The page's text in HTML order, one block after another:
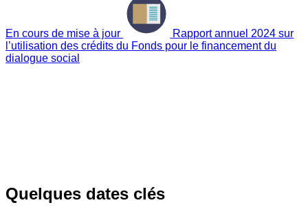
En cours de mise à jour
Rapport annuel 2024 sur
l’utilisation des crédits du Fonds pour le financement du
dialogue social
Quelques dates clés